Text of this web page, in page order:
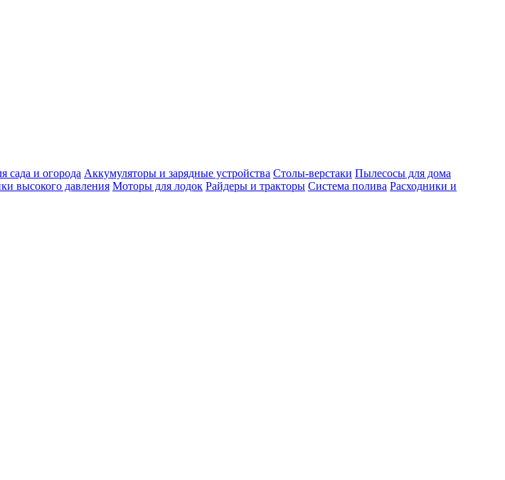
сада и огорода Аккумуляторы и зарядные устройства Столы-верстаки Пылесосы для дома
высокого давления Моторы для лодок Райдеры и тракторы Система полива Расходники и